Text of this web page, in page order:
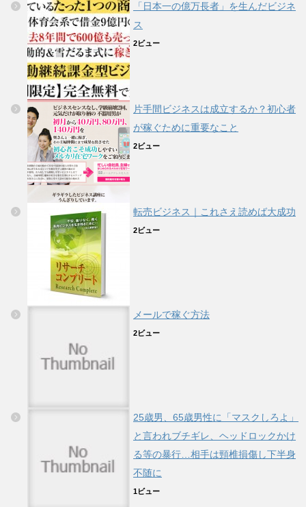
「日本一の億万長者」を生んだビジネ
ス
2ビュー
片手間ビジネスは成立するか？初心者
が稼ぐために重要なこと
2ビュー
転売ビジネス｜これさえ読めば大成功
2ビュー
メールで稼ぐ方法
2ビュー
25歳男、65歳男性に「マスクしろよ」
と言われブチギレ、ヘッドロックかけ
る等の暴行…相手は頸椎損傷し下半身
不随に
1ビュー